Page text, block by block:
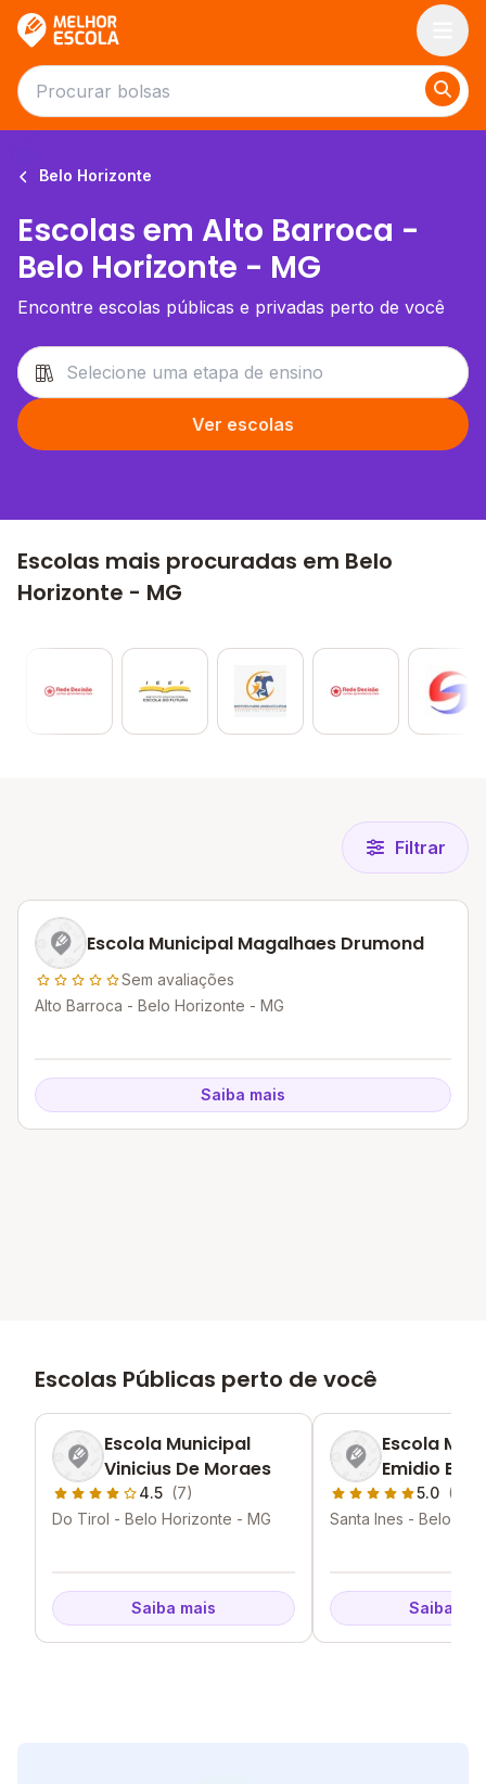
Belo Horizonte
Escolas em Alto Barroca -
Belo Horizonte - MG
Encontre escolas públicas e privadas perto de você
Ver escolas
Escolas mais procuradas em Belo
Horizonte - MG
Filtrar
Escola Municipal Magalhaes Drumond
Sem avaliações
Alto Barroca - Belo Horizonte - MG
Saiba mais
Escolas Públicas perto de você
Escola Municipal
Vinicius De Moraes
4.5 (7)
Do Tirol - Belo Horizonte - MG
Saiba mais
Escola
Emidio
5.0 (6)
Santa Ines - Belo
Saiba